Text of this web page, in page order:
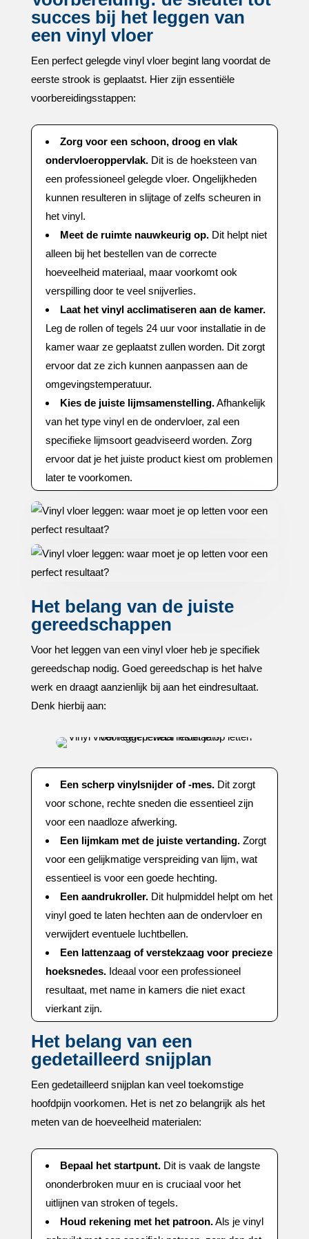
succes bij het leggen van
een vinyl vloer
Een perfect gelegde vinyl vloer begint lang voordat de
eerste strook is geplaatst.​ Hier zijn essentiële
voorbereidingsstappen:
Zorg voor een schoon, droog en vlak
ondervloeroppervlak.​Dit is de hoeksteen van
een professioneel gelegde vloer.​ Ongelijkheden
kunnen resulteren in slijtage of zelfs scheuren in
het vinyl.​
Meet de ruimte nauwkeurig op.​Dit helpt niet
alleen bij het bestellen van de correcte
hoeveelheid materiaal, maar voorkomt ook
verspilling door te veel snijverlies.​
Laat het vinyl acclimatiseren aan de kamer.​
Leg de rollen of tegels 24 uur voor installatie in de
kamer waar ze geplaatst zullen worden.​ Dit zorgt
ervoor dat ze zich kunnen aanpassen aan de
omgevingstemperatuur.​
Kies de juiste lijmsamenstelling.​Afhankelijk
van het type vinyl en de ondervloer, zal een
specifieke lijmsoort geadviseerd worden.​ Zorg
ervoor dat je het juiste product kiest om problemen
later te voorkomen.​
Het belang van de juiste
gereedschappen
Voor het leggen van een vinyl vloer heb je specifiek
gereedschap nodig.​ Goed gereedschap is het halve
werk en draagt aanzienlijk bij aan het eindresultaat.​
Denk hierbij aan:
Een scherp vinylsnijder of -mes.​Dit zorgt
voor schone, rechte sneden die essentieel zijn
voor een naadloze afwerking.​
Een lijmkam met de juiste vertanding.​Zorgt
voor een gelijkmatige verspreiding van lijm, wat
essentieel is voor een goede hechting.​
Een aandrukroller.​Dit hulpmiddel helpt om het
vinyl goed te laten hechten aan de ondervloer en
verwijdert eventuele luchtbellen.​
Een lattenzaag of verstekzaag voor precieze
hoeksnedes.​Ideaal voor een professioneel
resultaat, met name in kamers die niet exact
vierkant zijn.​
Het belang van een
gedetailleerd snijplan
Een gedetailleerd snijplan kan veel toekomstige
hoofdpijn voorkomen.​ Het is net zo belangrijk als het
meten van de hoeveelheid materialen:
Bepaal het startpunt.​Dit is vaak de langste
ononderbroken muur en is cruciaal voor het
uitlijnen van stroken of tegels.​
Houd rekening met het patroon.​Als je vinyl